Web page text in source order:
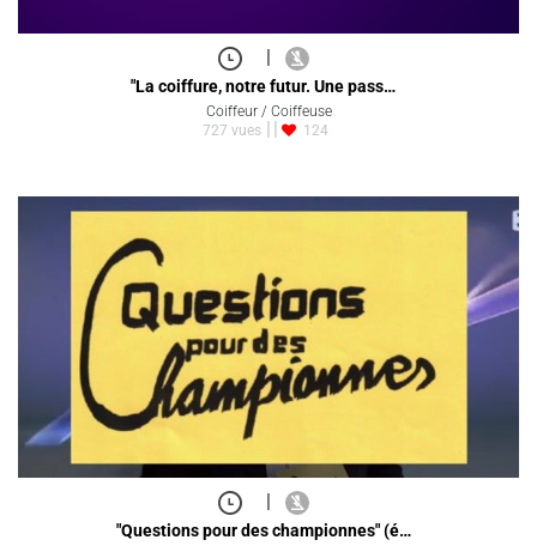
|
"La coiffure, notre futur. Une pass…
Coiffeur / Coiffeuse
727 vues
124
"Questions pour des championnes" (é…